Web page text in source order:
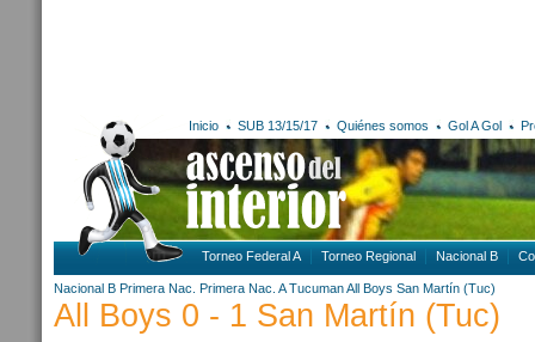
Inicio SUB 13/15/17 Quiénes somos Gol A Gol
Torneo Federal A Torneo Regional Nacional B
Nacional B Primera Nac. Primera Nac. A TucumanAll Boys San Martín (Tuc)
All Boys 0 - 1 San Martín (Tuc)